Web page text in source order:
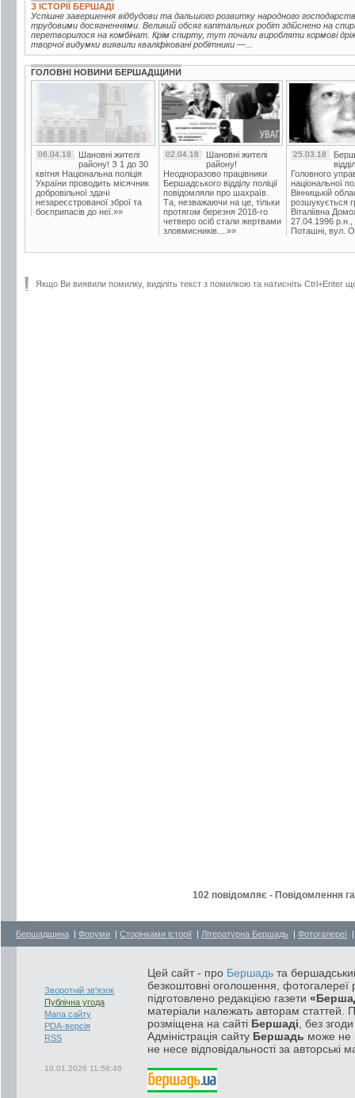
З ІСТОРІЇ БЕРШАДІ
Успішне завершення відбудови та дальшого розвитку народного
трудовими досягненнями. Великий обсяг капітальних робіт здійснено на
перетворилося на комбінат. Крім спирту, тут почали виробляти кормові
творчої видумки виявили кваліфіковані робітники —...
ГОЛОВНІ НОВИНИ БЕРШАДЩИНИ
06.04.18
Шановні жителі
району! З 1 до 30
квітня Національна поліція
України проводить місячник
добровільної здачі
незареєстрованої зброї та
боєприпасів до неї.»»
02.04.18
Шановні жителі
району!
Неодноразово працівники
Бершадського відділу поліції
повідомляли про шахраїв.
Та, незважаючи на це, тільки
протягом березня 2018-го
четверо осіб стали жертвами
зловмисників....»»
25.03.18
Головного
національної
Вінницькій
розшукується
Віталіївна
27.04.1996 р.н.,
Поташні, вул.
Якщо Ви виявили помилку, виділіть текст з помилкою та натисніть Ctrl+Enter
102 повідомляє - Повідомлення
Бершадщина | Форуми | Сторінками історії | Літературна Бершадь | Фотогалереї
Зворотній зв'язок
Публічна угода
Мапа сайту
PDA-версія
RSS
10.01.2026 11:58:46
Цей сайт - про Бершадь та
безкоштовні оголошення, фотогалереї
підготовлено редакцією газети
матеріали належать авторам статтей.
розміщена на сайті Бершаді , без
Адміністрація сайту Бершадь може не
не несе відповідальності за авторські